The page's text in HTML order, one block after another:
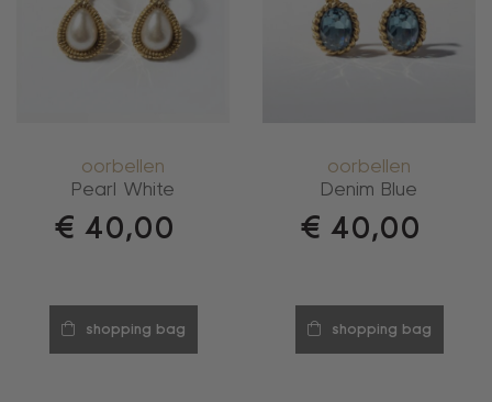
oorbellen
Pearl White
€ 40,00
shopping bag
oorbellen
Denim Blue
€ 40,00
shopping bag